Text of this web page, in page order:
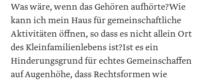
Was wäre, wenn das Gehören aufhörte?Wie
kann ich mein Haus für gemeinschaftliche
Aktivitäten öffnen, so dass es nicht allein Ort
des Kleinfamilienlebens ist?Ist es ein
Hinderungsgrund für echtes Gemeinschaffen
auf Augenhöhe, dass Rechtsformen wie